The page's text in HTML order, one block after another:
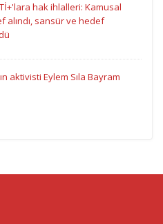
hak ihlalleri: Kamusal
alındı, sansür ve hedef
aktivisti Eylem Sıla Bayram